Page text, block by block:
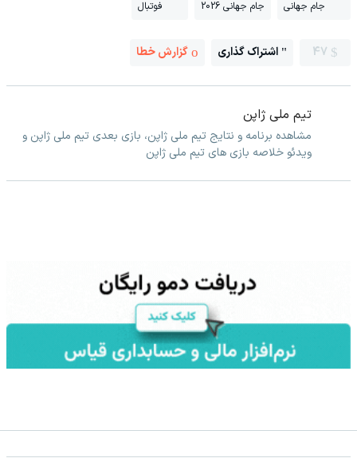
جام جهانی جام جهانی 2026 فوتبال
47 اشتراک گذاری گزارش خطا
تیم ملی ژاپن
مشاهده برنامه و نتایج تیم ملی ژاپن، بازی بعدی تیم ملی ژاپن و
ویدئو خلاصه بازی های تیم ملی ژاپن